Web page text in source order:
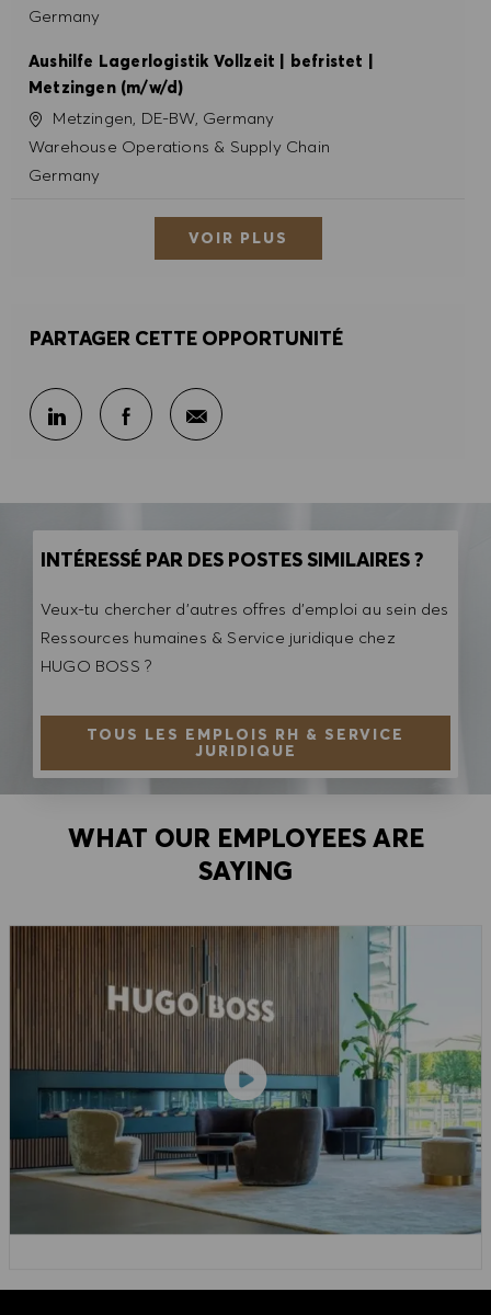
Germany
Aushilfe Lagerlogistik Vollzeit | befristet |
Metzingen (m/w/d)
SiteMetzingen, DE-BW, Germany
Catégorie
Warehouse Operations & Supply Chain
Germany
VOIR PLUS
PARTAGER CETTE OPPORTUNITÉ
Partager sur LinkedIn
Partager sur Facebook
Partager par e-mail
INTÉRESSÉ PAR DES POSTES SIMILAIRES ?
Veux-tu chercher d'autres offres d'emploi au sein des
Ressources humaines & Service juridique chez
HUGO BOSS ?
TOUS LES EMPLOIS RH & SERVICE
JURIDIQUE
WHAT OUR EMPLOYEES ARE
SAYING